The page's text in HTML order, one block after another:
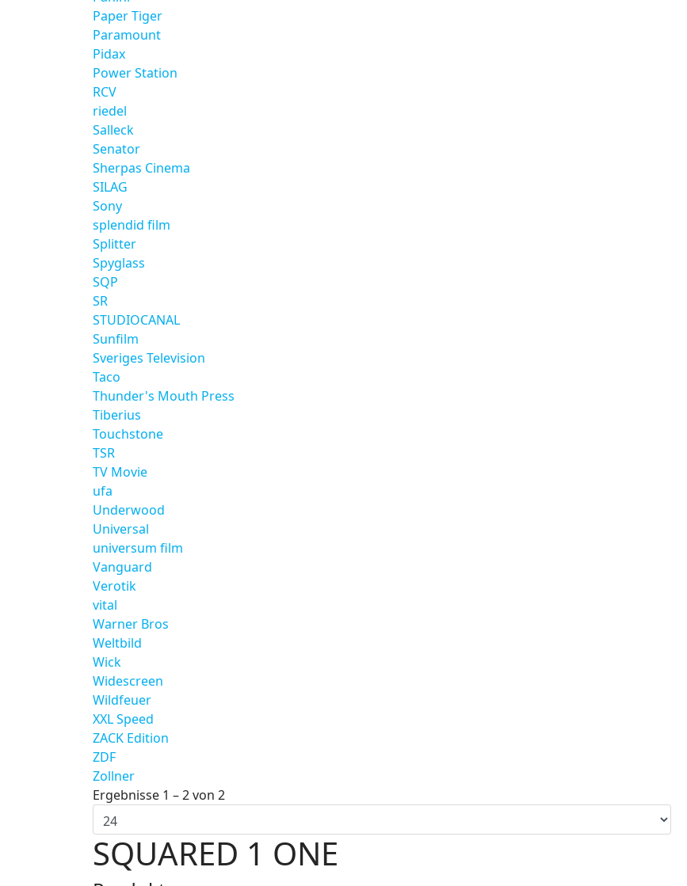
Paper Tiger
Paramount
Pidax
Power Station
RCV
riedel
Salleck
Senator
Sherpas Cinema
SILAG
Sony
splendid film
Splitter
Spyglass
SQP
SR
STUDIOCANAL
Sunfilm
Sveriges Television
Taco
Thunder's Mouth Press
Tiberius
Touchstone
TSR
TV Movie
ufa
Underwood
Universal
universum film
Vanguard
Verotik
vital
Warner Bros
Weltbild
Wick
Widescreen
Wildfeuer
XXL Speed
ZACK Edition
ZDF
Zollner
Ergebnisse 1 – 2 von 2
SQUARED 1 ONE